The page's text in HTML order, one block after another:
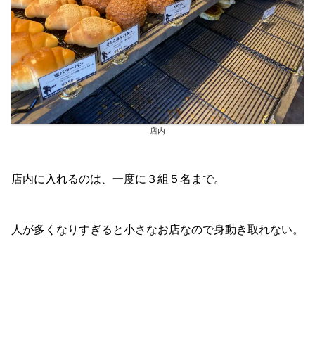
店内
店内に入れるのは、一度に３組５名まで。
人が多くなりすぎると小さなお店なので身動き取れない。